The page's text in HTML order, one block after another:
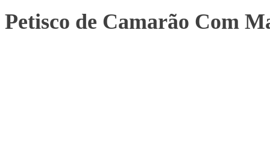
Petisco de Camarão Com